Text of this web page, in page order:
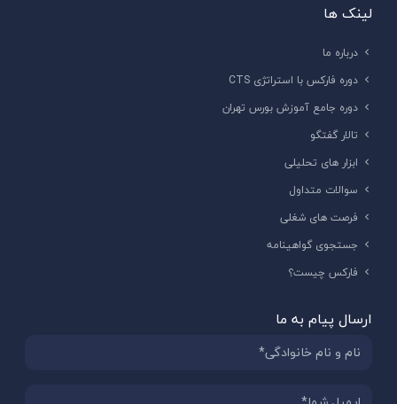
لینک ها
درباره ما
دوره فارکس با استراتژی CTS
دوره جامع آموزش بورس تهران
تالار گفتگو
ابزار های تحلیلی
سوالات متداول
فرصت های شغلی
جستجوی گواهینامه
فارکس چیست؟
ارسال پیام به ما